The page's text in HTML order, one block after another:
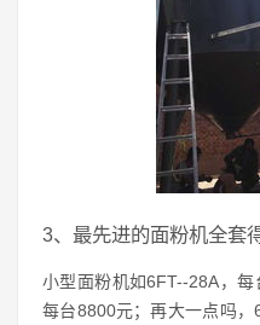
3、最先进的面粉机全套
小型面粉机如6FT--28A，
每台8800元；再大一点吗，